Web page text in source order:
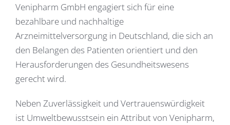
Venipharm GmbH engagiert sich für eine
bezahlbare und nachhaltige
Arzneimittelversorgung in Deutschland, die sich an
den Belangen des Patienten orientiert und den
Herausforderungen des Gesundheitswesens
gerecht wird.
Neben Zuverlässigkeit und Vertrauenswürdigkeit
ist Umweltbewusstsein ein Attribut von Venipharm,